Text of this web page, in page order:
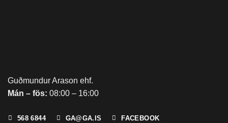
Guðmundur Arason ehf.
Mán – fös: 08:00 – 16:00
568 6844 GA@GA.IS FACEBOOK